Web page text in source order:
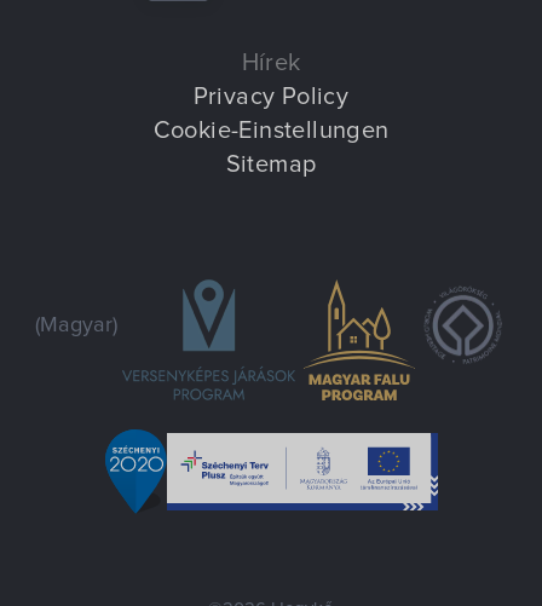
Hírek
Privacy Policy
Cookie-Einstellungen
Sitemap
(Magyar)